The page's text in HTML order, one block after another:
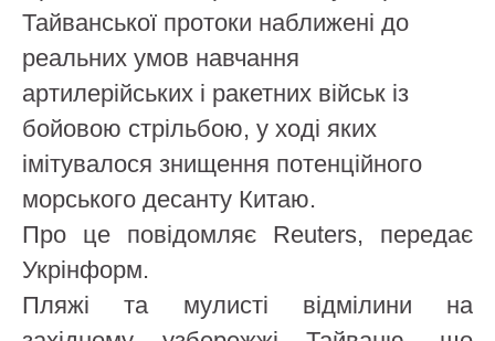
Тайванської протоки наближені до
реальних умов навчання
артилерійських і ракетних військ із
бойовою стрільбою, у ході яких
імітувалося знищення потенційного
морського десанту Китаю.
Про це повідомляє Reuters, передає
Укрінформ.
Пляжі та мулисті відмілини на